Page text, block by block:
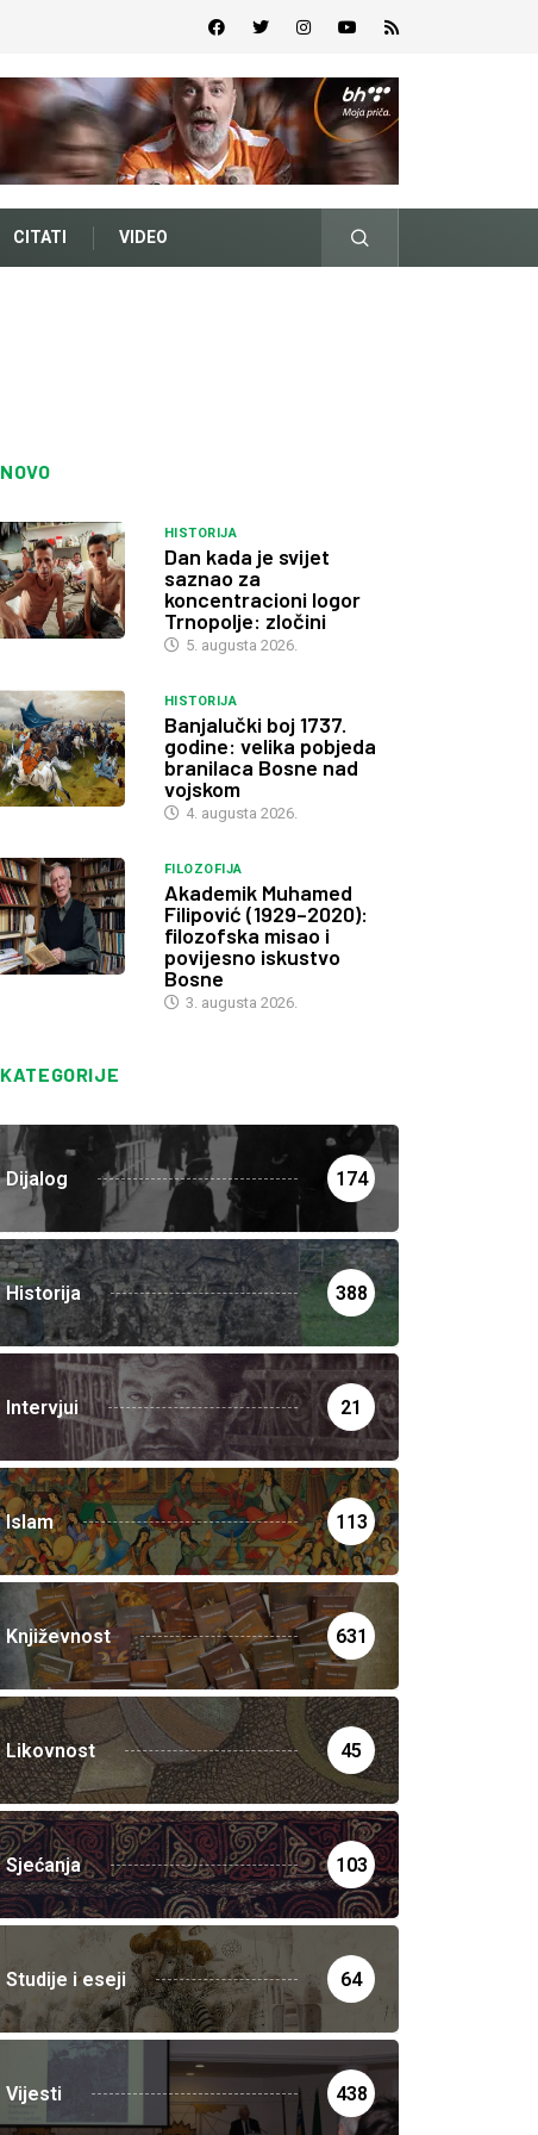
CITATI VIDEO
NOVO
HISTORIJA
Dan kada je svijet
saznao za
koncentracioni logor
Trnopolje: zločini
5. augusta 2026.
HISTORIJA
Banjalučki boj 1737.
godine: velika pobjeda
branilaca Bosne nad
vojskom
4. augusta 2026.
FILOZOFIJA
Akademik Muhamed
Filipović (1929–2020):
filozofska misao i
povijesno iskustvo
Bosne
3. augusta 2026.
KATEGORIJE
Dijalog 174
Historija 388
Intervjui 21
Islam 113
Književnost 631
Likovnost 45
Sjećanja 103
Studije i eseji 64
Vijesti 438